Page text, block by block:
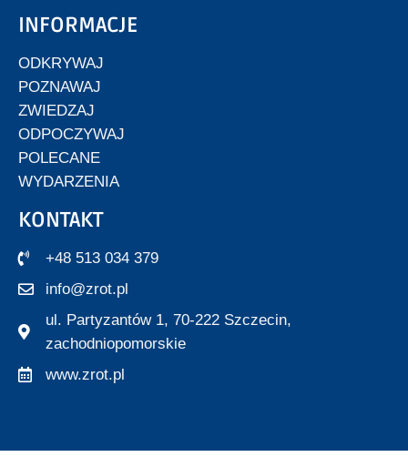
INFORMACJE
ODKRYWAJ
POZNAWAJ
ZWIEDZAJ
ODPOCZYWAJ
POLECANE
WYDARZENIA
KONTAKT
+48 513 034 379
info@zrot.pl
ul. Partyzantów 1, 70-222 Szczecin,
zachodniopomorskie
www.zrot.pl